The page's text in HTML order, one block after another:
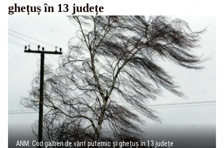
ghețuș în 13 județe
ANM: Cod galben de vânt puternic și ghețuș în 13 județe